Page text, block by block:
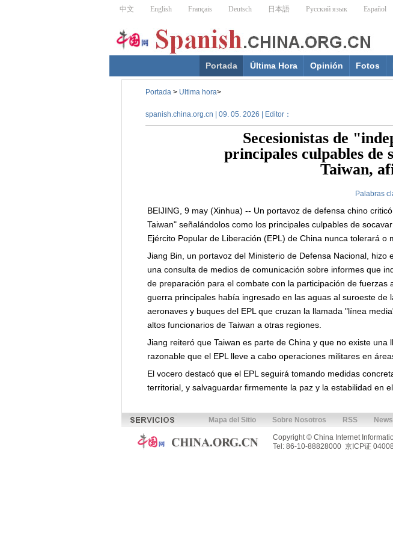
Portada Última Hora Opinión Fotos
Portada > Ultima hora>
spanish.china.org.cn | 09. 05. 2026 | Editor：
Secesionistas de
principales culpables de
Taiwan,
Palabras
BEIJING, 9 may (Xinhua) -- Un portavoz de defensa chino
Taiwan" señalándolos como los principales culpables de
Ejército Popular de Liberación (EPL) de China nunca tolerará o
Jiang Bin, un portavoz del Ministerio de Defensa Nacional,
una consulta de medios de comunicación sobre informes que
de preparación para el combate con la participación de
guerra principales había ingresado en las aguas al suroeste
aeronaves y buques del EPL que cruzan la llamada "línea
altos funcionarios de Taiwan a otras regiones.
Jiang reiteró que Taiwan es parte de China y que no existe
razonable que el EPL lleve a cabo operaciones militares en
El vocero destacó que el EPL seguirá tomando medidas
territorial, y salvaguardar firmemente la paz y la estabilidad en